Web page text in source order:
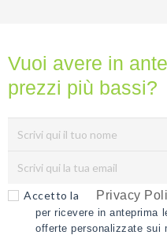
Vuoi avere in
prezzi più bassi?
Accetto la Privacy
per ricevere in anteprima
offerte personalizzate sui